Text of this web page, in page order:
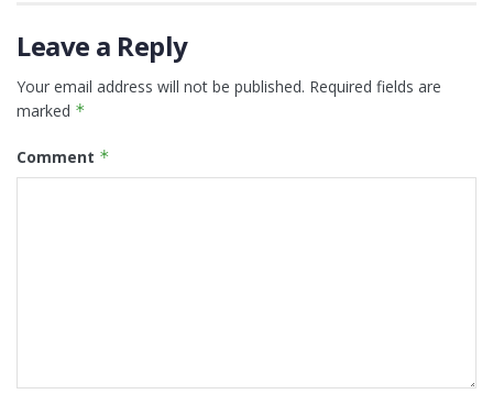
Leave a Reply
Your email address will not be published. Required fields are
marked *
Comment *